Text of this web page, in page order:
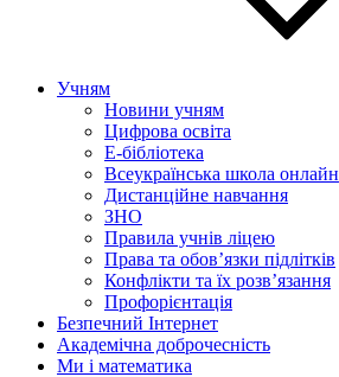
Учням
Новини учням
Цифрова освіта
E-бібліотека
Всеукраїнська школа онлайн
Дистанційне навчання
ЗНО
Правила учнів ліцею
Права та обов’язки підлітків
Конфлікти та їх розв’язання
Профорієнтація
Безпечний Інтернет
Академічна доброчесність
Ми і математика